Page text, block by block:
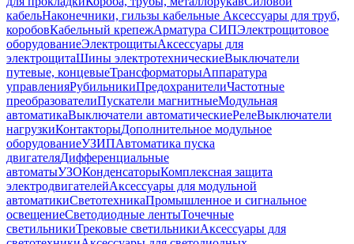
кабельНаконечники, гильзы кабельные Аксессуары для труб,
коробовКабельный крепежАрматура СИПЭлектрощитовое
оборудованиеЭлектрощитыАксессуары для
электрощитаШины электротехническиеВыключатели
путевые, концевыеТрансформаторыАппаратура
управленияРубильникиПредохранителиЧастотные
преобразователиПускатели магнитныеМодульная
автоматикаВыключатели автоматическиеРелеВыключатели
нагрузкиКонтакторыДополнительное модульное
оборудованиеУЗИПАвтоматика пуска
двигателяДифференциальные
автоматыУЗОКонденсаторыКомплексная защита
электродвигателейАксессуары для модульной
автоматикиСветотехникаПромышленное и сигнальное
освещениеСветодиодные лентыТочечные
светильникиТрековые светильникиАксессуары для